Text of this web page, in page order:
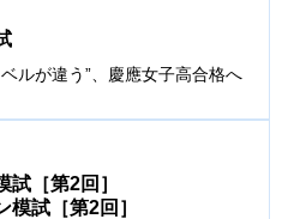
ルが違う”、慶應女子高合格へ
［第2回］
試［第2回］